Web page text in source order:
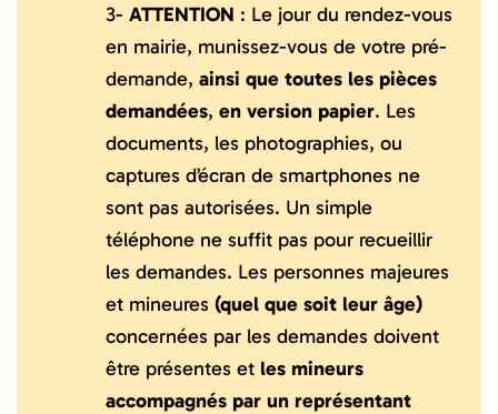
3- ATTENTION : Le jour du rendez-vous
en mairie, munissez-vous de votre pré-
demande, ainsi que toutes les pièces
demandées, en version papier. Les
documents, les photographies, ou
captures d’écran de smartphones ne
sont pas autorisées. Un simple
téléphone ne suffit pas pour recueillir
les demandes. Les personnes majeures
et mineures (quel que soit leur âge)
concernées par les demandes doivent
être présentes et les mineurs
accompagnés par un représentant